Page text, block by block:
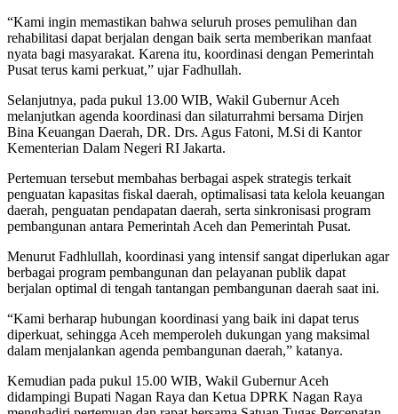
“Kami ingin memastikan bahwa seluruh proses pemulihan dan
rehabilitasi dapat berjalan dengan baik serta memberikan manfaat
nyata bagi masyarakat. Karena itu, koordinasi dengan Pemerintah
Pusat terus kami perkuat,” ujar Fadhullah.
Selanjutnya, pada pukul 13.00 WIB, Wakil Gubernur Aceh
melanjutkan agenda koordinasi dan silaturrahmi bersama Dirjen
Bina Keuangan Daerah, DR. Drs. Agus Fatoni, M.Si di Kantor
Kementerian Dalam Negeri RI Jakarta.
Pertemuan tersebut membahas berbagai aspek strategis terkait
penguatan kapasitas fiskal daerah, optimalisasi tata kelola keuangan
daerah, penguatan pendapatan daerah, serta sinkronisasi program
pembangunan antara Pemerintah Aceh dan Pemerintah Pusat.
Menurut Fadhlullah, koordinasi yang intensif sangat diperlukan agar
berbagai program pembangunan dan pelayanan publik dapat
berjalan optimal di tengah tantangan pembangunan daerah saat ini.
“Kami berharap hubungan koordinasi yang baik ini dapat terus
diperkuat, sehingga Aceh memperoleh dukungan yang maksimal
dalam menjalankan agenda pembangunan daerah,” katanya.
Kemudian pada pukul 15.00 WIB, Wakil Gubernur Aceh
didampingi Bupati Nagan Raya dan Ketua DPRK Nagan Raya